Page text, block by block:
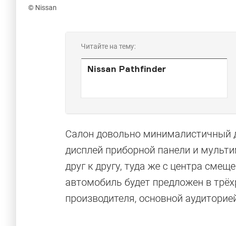
© Nissan
Читайте на тему:
Nissan Pathfinder
Салон довольно минималистичный
дисплей приборной панели и
друг к другу, туда же с центра
автомобиль будет предложен в
производителя, основной